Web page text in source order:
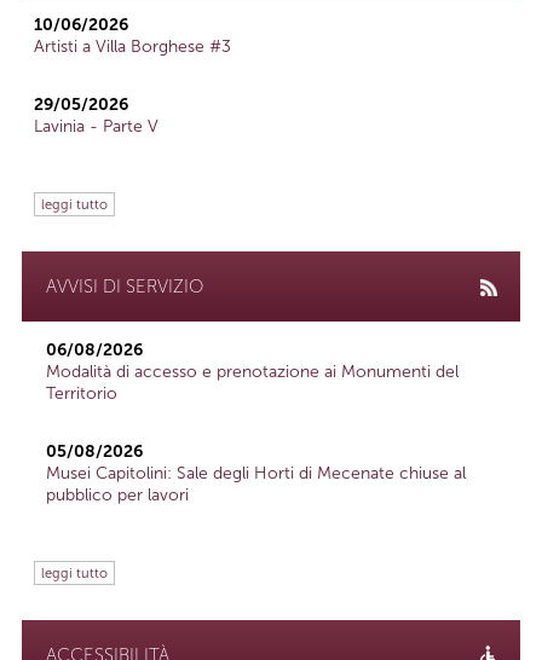
10/06/2026
Artisti a Villa Borghese #3
29/05/2026
Lavinia - Parte V
leggi tutto
AVVISI DI SERVIZIO
06/08/2026
Modalità di accesso e prenotazione ai Monumenti del
Territorio
05/08/2026
Musei Capitolini: Sale degli Horti di Mecenate chiuse al
pubblico per lavori
leggi tutto